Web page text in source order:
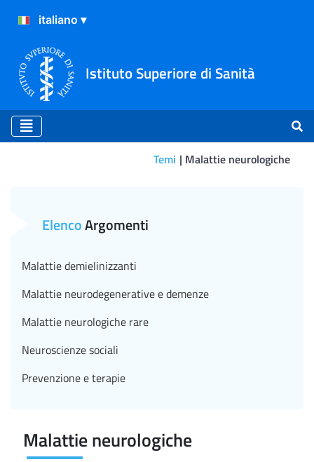
Istituto Superiore di Sanità
Temi Malattie neurologiche
Malattie neurologiche
ElencoArgomenti
Malattie demielinizzanti
Malattie neurodegenerative e demenze
Malattie neurologiche rare
Neuroscienze sociali
Prevenzione e terapie